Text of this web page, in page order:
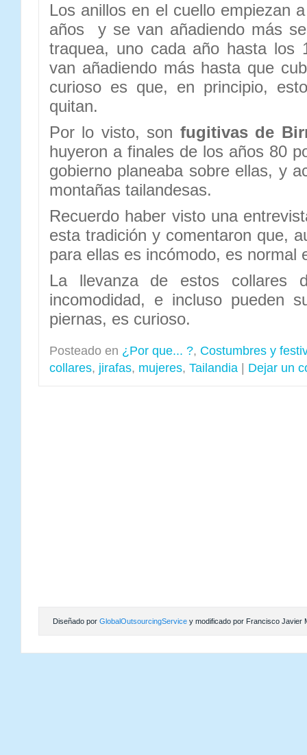
Los anillos en el cuello empiezan
años y se van añadiendo más
traquea, uno cada año hasta
van añadiendo más hasta que
curioso es que, en principio,
quitan.
Por lo visto, son fugitivas de
huyeron a finales de los años 80
gobierno planeaba sobre ellas, y
montañas tailandesas.
Recuerdo haber visto una
esta tradición y comentaron que,
para ellas es incómodo, es normal
La llevanza de estos collares
incomodidad, e incluso pueden
piernas, es curioso.
Posteado en ¿Por que... ?, Costumbres y
collares, jirafas, mujeres, Tailandia Dejar un
Diseñado por GlobalOutsourcingService y modificado por Francisco Javier